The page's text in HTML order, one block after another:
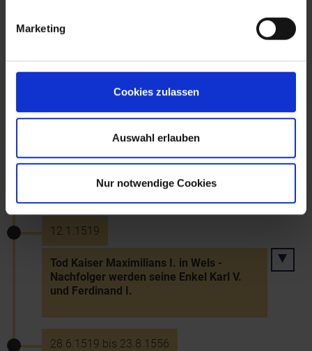
Marketing
Cookies zulassen
Auswahl erlauben
Nur notwendige Cookies
Erzbischof Leonhard Keutschach verleiht
Jahrmarkt
29.12.1518
zweiten Jahrmarkts zu Dorothea (6.2.)
an Langenlois
12.1.1519
Tod Kaiser Maximilians I. in Wels -
Nachfolger werden seine Enkel Karl V.
und Ferdinand I.
28.6.1519 bis 23.8.1556